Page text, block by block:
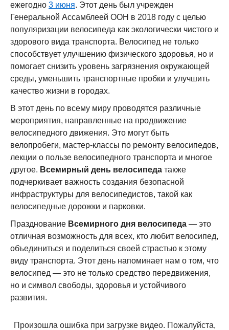
ежегодно 3 июня. Этот день был учрежден
Генеральной Ассамблеей ООН в 2018 году с целью
популяризации велосипеда как экологически чистого и
здорового вида транспорта. Велосипед не только
способствует улучшению физического здоровья, но и
помогает снизить уровень загрязнения окружающей
среды, уменьшить транспортные пробки и улучшить
качество жизни в городах.
В этот день по всему миру проводятся различные
мероприятия, направленные на продвижение
велосипедного движения. Это могут быть
велопробеги, мастер-классы по ремонту велосипедов,
лекции о пользе велосипедного транспорта и многое
другое. Всемирный день велосипеда также
подчеркивает важность создания безопасной
инфраструктуры для велосипедистов, такой как
велосипедные дорожки и парковки.
Празднование Всемирного дня велосипеда — это
отличная возможность для всех, кто любит велосипед,
объединиться и поделиться своей страстью к этому
виду транспорта. Этот день напоминает нам о том, что
велосипед — это не только средство передвижения,
но и символ свободы, здоровья и устойчивого
развития.
Произошла ошибка при загрузке видео. Пожалуйста,